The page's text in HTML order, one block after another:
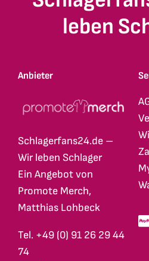
leben
Anbieter
Schlagerfans24.de –
Wir leben Schlager
Ein Angebot von
Promote Merch,
Matthias Lohbeck
Tel. +49 (0) 91 26 29 44
74